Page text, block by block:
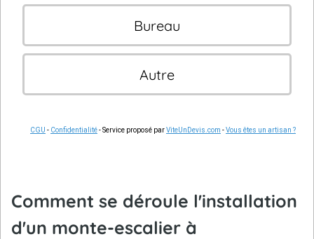
Bureau
Autre
CGU - Confidentialité- Service proposé parViteUnDevis.com -Vous êtes un artisan ?
Comment se déroule l'installation
d'un monte-escalier à